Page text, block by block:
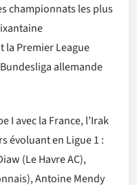
championnats les plus
la Premier League
allemande
I avec la France, l’Irak
évoluant en Ligue 1 :
(Le Havre AC),
Antoine Mendy